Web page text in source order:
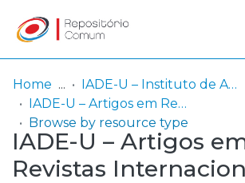
Communities
& Collections
Browse repository
Log
In
(current)
Home
IADE-U – Instituto de Arte, Design e Empresa - Universitário
IADE-U – Artigos em Revistas Internacionais
Browse by resource type
IADE-U – Artigos
Revistas